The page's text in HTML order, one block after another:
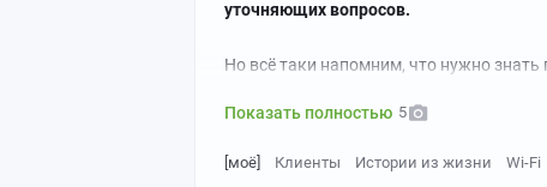
уточняющих вопросов.
Но всё таки напомним, что нужно знать
Показать полностью 5
[моё] Клиенты Истории из жизни Wi-Fi